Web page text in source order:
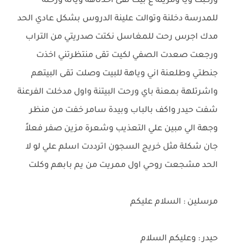
للمدرسة دخلنة وتوالت علينة الدروس بشكل عادي الحد
مدك اجرس رحت للمغاسل نكتت صدريتي من التراب
ورجعت صعدت الصفي لكيت تقى منتظرتني اخذت
جنطتي وطلعنة اني وياهة للبيت وصلت تقى البيتهم
واشرتلهة بمعنة باي ورحت البيتنة واول مدخلت الفرعنة
شفت حيدر واكف بالباب وبيدة سامر خفت من منظر
وجهة الي مبين علي التعذيب وشعرة مزين صفر فعلاً
جان شكلة مثل خريج السجون اترددت اسلم علي لو لا
الحد مشجعت روحي اول ممريت من يم بابهم وكلت
مرسلين : السلام عليكم
حيدر : وعليكم السلام